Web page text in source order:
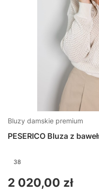
Bluzy damskie premium
PESERICO Bluza
38
Cena
2 020,00 zł